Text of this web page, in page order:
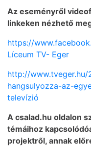
Az eseményről
linkeken nézhető
https://
Líceum TV- Eger
http://
hangsulyozza-az-
televízió
A csalad.hu oldalon
témáihoz
projektről, annak